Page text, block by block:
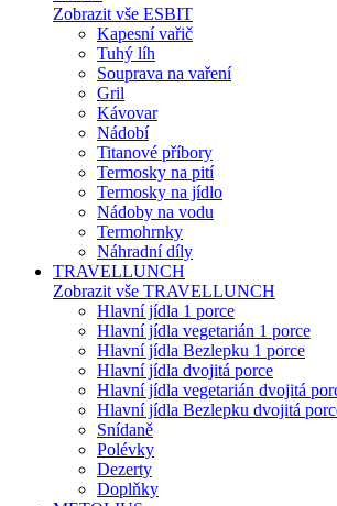
Zobrazit vše ESBIT
Kapesní vařič
Tuhý líh
Souprava na vaření
Gril
Kávovar
Nádobí
Titanové příbory
Termosky na pití
Termosky na jídlo
Nádoby na vodu
Termohrnky
Náhradní díly
TRAVELLUNCH
Zobrazit vše TRAVELLUNCH
Hlavní jídla 1 porce
Hlavní jídla vegetarián 1 porce
Hlavní jídla Bezlepku 1 porce
Hlavní jídla dvojitá porce
Hlavní jídla vegetarián dvojitá
Hlavní jídla Bezlepku dvojitá
Snídaně
Polévky
Dezerty
Doplňky